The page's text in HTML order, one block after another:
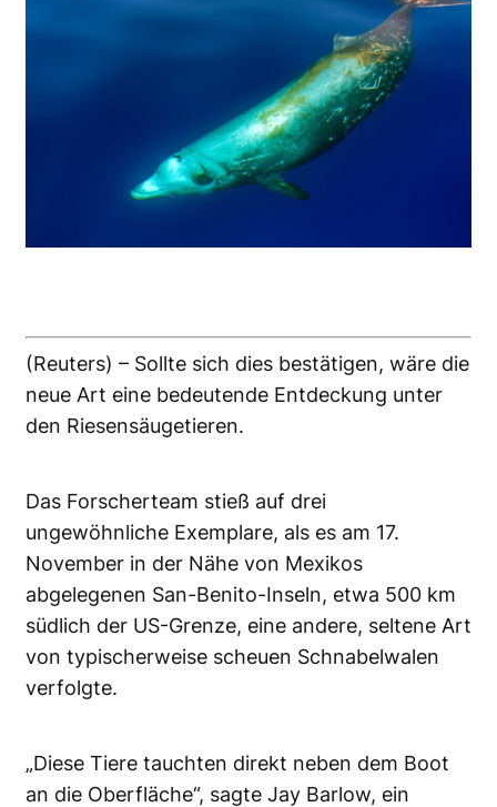
(Reuters) – Sollte sich dies bestätigen, wäre die
neue Art eine bedeutende Entdeckung unter
den Riesensäugetieren.
Das Forscherteam stieß auf drei
ungewöhnliche Exemplare, als es am 17.
November in der Nähe von Mexikos
abgelegenen San-Benito-Inseln, etwa 500 km
südlich der US-Grenze, eine andere, seltene Art
von typischerweise scheuen Schnabelwalen
verfolgte.
„Diese Tiere tauchten direkt neben dem Boot
an die Oberfläche“, sagte Jay Barlow, ein